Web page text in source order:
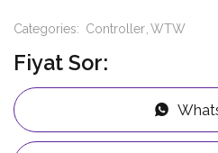
Categories: Controller WTW
Fiyat Sor: